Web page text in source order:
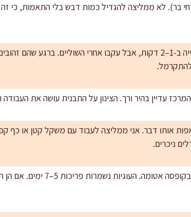
בר). לא ממליצה להגדיל כמות דבש בלי התאמות, כי זה
: האריכו אפייה ב-1–2 דקות, אבל עקבו אחרי השוליים. ברגע
להתקרמל.
עדיין בהיר ורך. הצינון על התבנית עושה את העבודה
אותו דבר. אני ממליצה לעבוד עם משקל קטן או כף
ניכרים.